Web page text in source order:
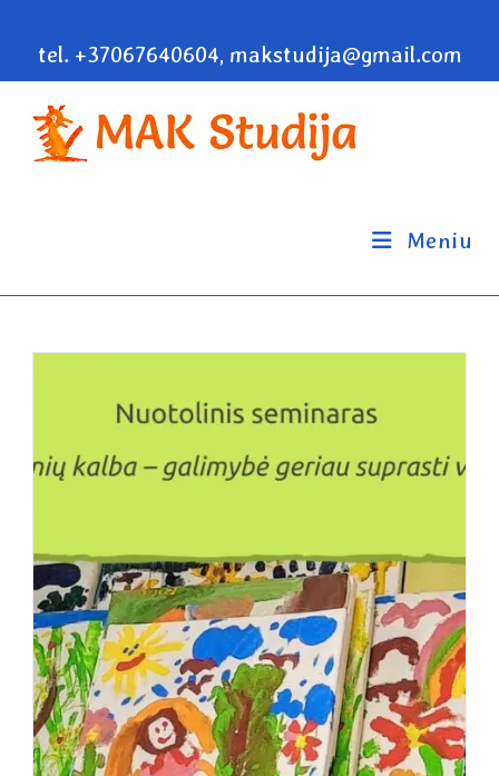
tel. +37067640604, makstudija@gmail.com
Meniu